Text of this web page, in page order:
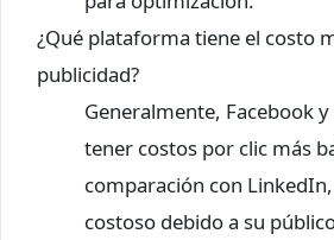
¿Qué plataforma tiene el costo
publicidad?
Generalmente, Facebook y
tener costos por clic más
comparación con
costoso debido a su